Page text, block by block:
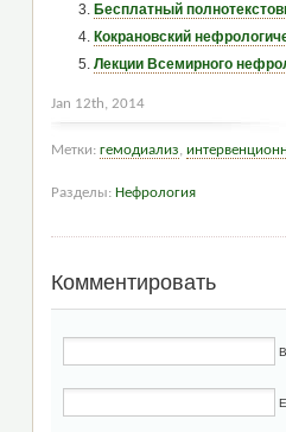
Бесплатный
Кокрановский
Лекции Всемирного
Jan 12th, 2014
Метки: гемодиализ,
Разделы: Нефрология
Комментировать